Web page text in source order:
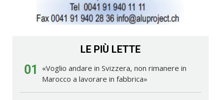
LE PIÙ LETTE
01
«Voglio andare in Svizzera, non rimanere in
Marocco a lavorare in fabbrica»